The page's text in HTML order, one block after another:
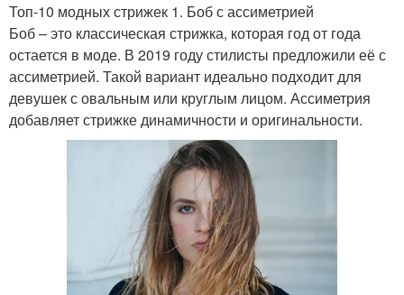
Топ-10 модных стрижек 1. Боб с ассиметрией
Боб – это классическая стрижка, которая год от года
остается в моде. В 2019 году стилисты предложили её с
ассиметрией. Такой вариант идеально подходит для
девушек с овальным или круглым лицом. Ассиметрия
добавляет стрижке динамичности и оригинальности.